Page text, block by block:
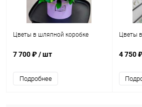
Цветы в шляпной коробке
7 700 ₽/ шт
Подробнее
Цветы
4 750